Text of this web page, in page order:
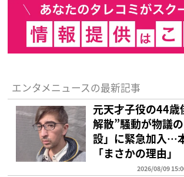
エンタメニュースの最新記事
元天才子役の44
解散”騒動が物議
設」に緊急加入…
「まさかの理由」
2026/08/09